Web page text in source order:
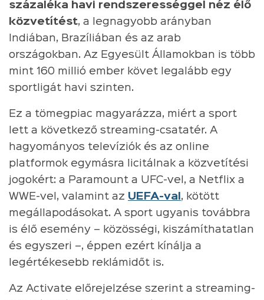
százaléka havi rendszerességgel néz élő
közvetítést, a legnagyobb arányban
Indiában, Brazíliában és az arab
országokban. Az Egyesült Államokban is több
mint 160 millió ember követ legalább egy
sportligát havi szinten.
Ez a tömegpiac magyarázza, miért a sport
lett a következő streaming-csatatér. A
hagyományos televíziók és az online
platformok egymásra licitálnak a közvetítési
jogokért: a Paramount a UFC-vel, a Netflix a
WWE-vel, valamint az UEFA-val , kötött
megállapodásokat. A sport ugyanis továbbra
is élő esemény – közösségi, kiszámíthatatlan
és egyszeri –, éppen ezért kínálja a
legértékesebb reklámidőt is.
Az Activate előrejelzése szerint a streaming-